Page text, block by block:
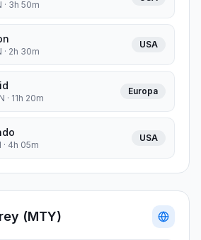
· 3h 50m
· 2h 30m
USA
· 11h 20m
Europa
4h 05m
USA
(MTY)